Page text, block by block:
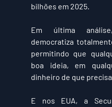
bilhões em 2025.
Em última
democratiza
permitindo que
boa ideia, em
dinheiro de que
E nos EUA, a